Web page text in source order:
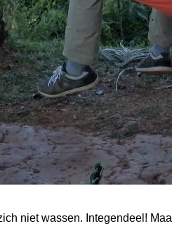
niet wassen. Integendeel!